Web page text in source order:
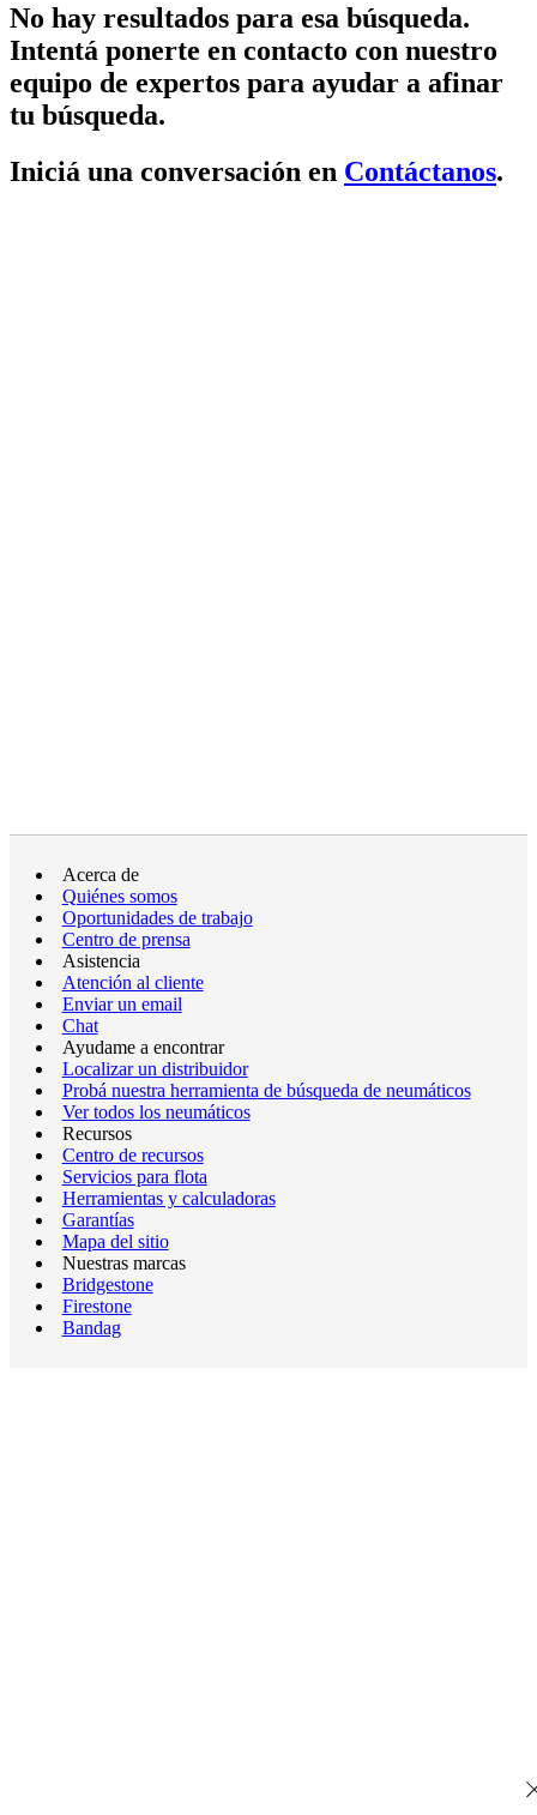
No hay resultados para esa búsqueda.
Intentá ponerte en contacto con nuestro
equipo de expertos para ayudar a afinar
tu búsqueda.
Iniciá una conversación en Contáctanos.
Acerca de
Quiénes somos
Oportunidades de trabajo
Centro de prensa
Asistencia
Atención al cliente
Enviar un email
Chat
Ayudame a encontrar
Localizar un distribuidor
Probá nuestra herramienta de búsqueda de neumáticos
Ver todos los neumáticos
Recursos
Centro de recursos
Servicios para flota
Herramientas y calculadoras
Garantías
Mapa del sitio
Nuestras marcas
Bridgestone
Firestone
Bandag